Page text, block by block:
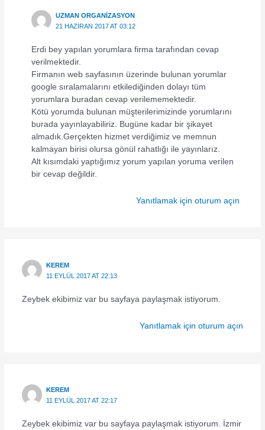
UZMAN ORGANIZASYON
21 HAZIRAN 2017 AT 03:12
Erdi bey yapılan yorumlara firma tarafından cevap
verilmektedir.
Firmanın web sayfasının üzerinde bulunan yorumlar
google sıralamalarını etkilediğinden dolayı tüm
yorumlara buradan cevap verilememektedir.
Kötü yorumda bulunan müşterilerimizinde yorumlarını
burada yayınlayabiliriz. Bugüne kadar bir şikayet
almadık.Gerçekten hizmet verdiğimiz ve memnun
kalmayan birisi olursa gönül rahatlığı ile yayınlarız.
Alt kısımdaki yaptığımız yorum yapılan yoruma verilen
bir cevap değildir.
Yanıtlamak için oturum açın
KEREM
11 EYLÜL 2017 AT 22:13
Zeybek ekibimiz var bu sayfaya paylaşmak istiyorum.
Yanıtlamak için oturum açın
KEREM
11 EYLÜL 2017 AT 22:17
Zeybek ekibimiz var bu sayfaya paylaşmak istiyorum. İzmir